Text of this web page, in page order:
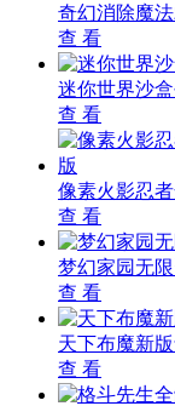
奇幻消除魔
查 看
迷你世界沙
查 看
像素火影忍
查 看
梦幻家园无
查 看
天下布魔新
查 看